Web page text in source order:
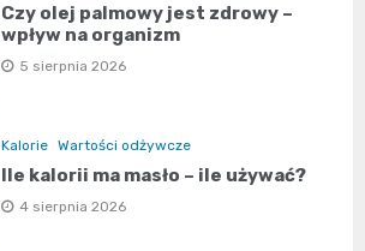
Czy olej palmowy jest zdrowy –
wpływ na organizm
5 sierpnia 2026
Kalorie Wartości odżywcze
Ile kalorii ma masło – ile używać?
4 sierpnia 2026